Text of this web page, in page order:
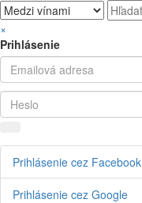
×
Prihlásenie
Prihlásenie cez Facebook
Prihlásenie cez Google